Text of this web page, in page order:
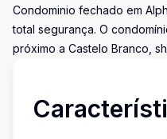
Condominio fechado em
total segurança. O
próximo a Castelo Branco,